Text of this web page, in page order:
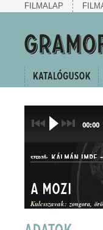
FILMALAP
00:00
SZERZŐ: KÁLMÁN IMRE
A mozi
Kulcsszavak: zongora